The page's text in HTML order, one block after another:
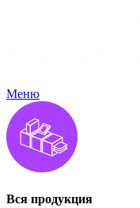
Меню
Вся продукция